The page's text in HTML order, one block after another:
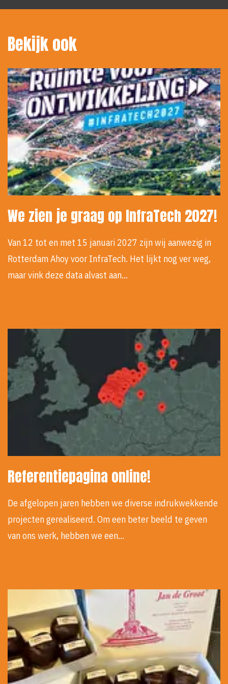
Bekijk ook
We zien je graag op InfraTech 2027!
Van 12 tot en met 15 januari 2027 zijn wij aanwezig in
Rotterdam Ahoy voor InfraTech. Het lijkt nog ver weg,
maar vink deze data alvast aan…
Referentiepagina online!
De afgelopen jaren hebben we diverse indrukwekkende
projecten gerealiseerd. Om een beter beeld te geven
van ons werk, hebben we een…